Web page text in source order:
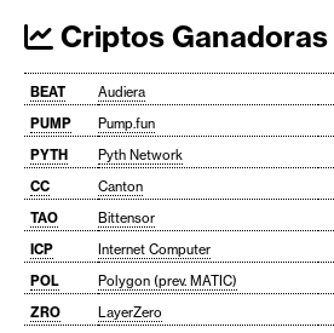
Criptos Ganadoras
BEAT Audiera
PUMP
Pump.fun
PYTH
Pyth Network
CC
Canton
TAO
Bittensor
ICP
Internet Computer
POL
Polygon (prev. MATIC)
ZRO
LayerZero